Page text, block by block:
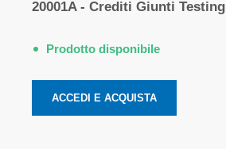
20001A - Crediti Giunti Testing
Prodotto disponibile
ACCEDI E ACQUISTA